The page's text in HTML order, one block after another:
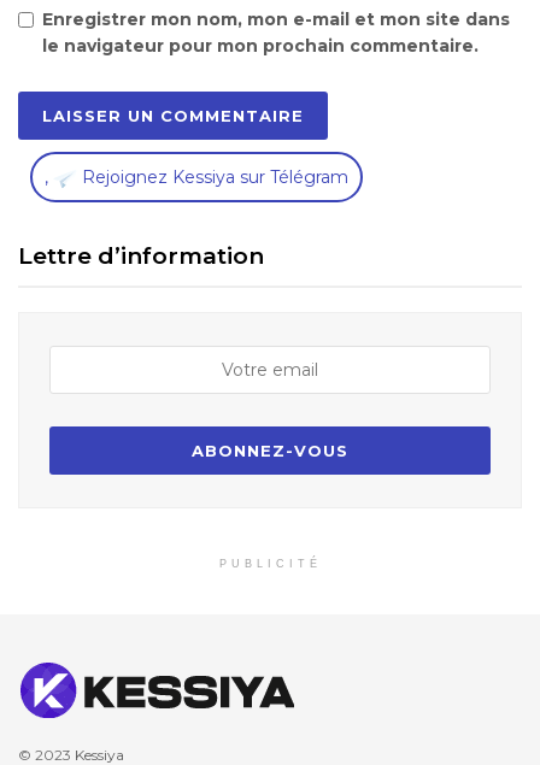
Enregistrer mon nom, mon e-mail et mon site dans
le navigateur pour mon prochain commentaire.
, Rejoignez Kessiya sur Télégram
Lettre d’information
PUBLICITÉ
© 2023 Kessiya